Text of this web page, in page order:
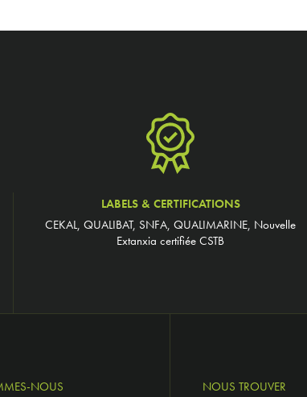
LABELS & CERTIFICATIONS
CEKAL, QUALIBAT, SNFA, QUALIMARINE, Nouvelle
Extanxia certifiée CSTB
NOUS NOUS TROUVER